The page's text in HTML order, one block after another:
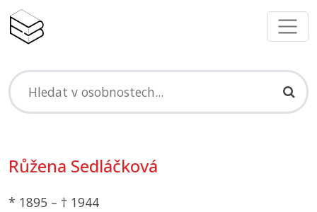
Růžena Sedláčková
* 1895 – † 1944